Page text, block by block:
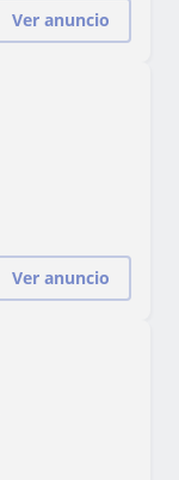
Ver anuncio
Ver anuncio